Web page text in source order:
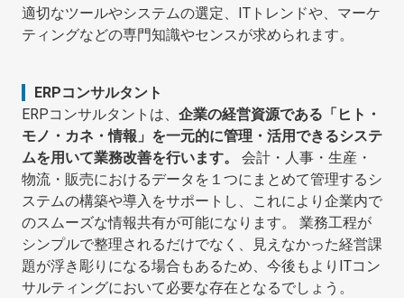
適切なツールやシステムの選定、ITトレンドや、マーケ
ティングなどの専門知識やセンスが求められます。
ERPコンサルタント
ERPコンサルタントは、 企業の経営資源である「ヒト・
モノ・カネ・情報」を一元的に管理・活用できるシステ
ムを用いて業務改善を行います。
会計・人事・生産・
物流・販売におけるデータを１つにまとめて管理するシ
ステムの構築や導入をサポートし、これにより企業内で
のスムーズな情報共有が可能になります。 業務工程が
シンプルで整理されるだけでなく、見えなかった経営課
題が浮き彫りになる場合もあるため、今後もよりITコン
サルティングにおいて必要な存在となるでしょう。